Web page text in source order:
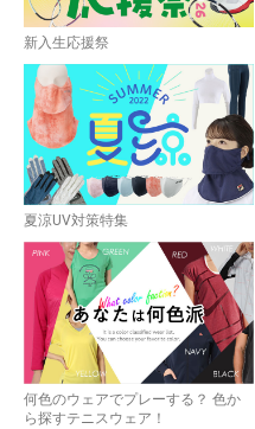
お買い物を続ける
新入生応援祭
夏涼UV対策特集
何色のウェアでプレーする？ 色か
ら探すテニスウェア！